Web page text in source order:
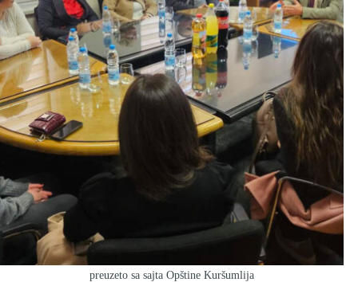
preuzeto sa sajta Opštine Kuršumlija